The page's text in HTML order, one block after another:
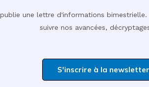
une lettre d'informations
suivre nos avancées,
S'inscrire à la newsletter